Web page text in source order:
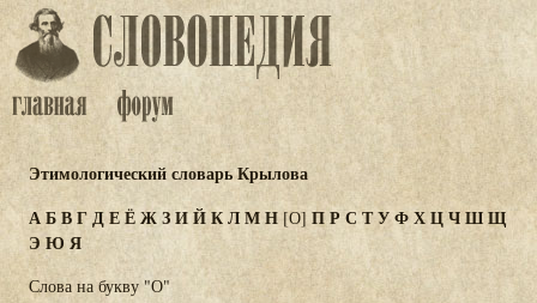
Этимологический словарь Крылова
АБВГДЕЁЖЗИЙКЛМН [О] ПРСТУФХЦЧШЩ
Э Ю Я
Слова на букву "О"